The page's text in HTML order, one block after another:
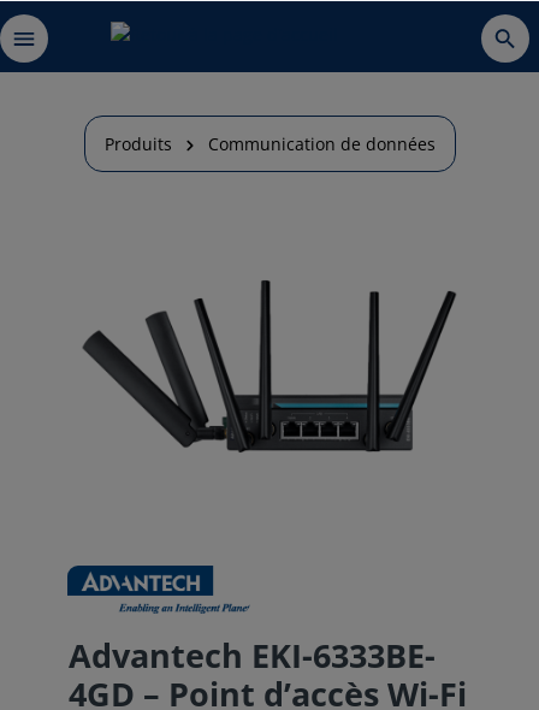
Produits Communication de données
Advantech EKI-6333BE-
4GD – Point d’accès Wi-Fi